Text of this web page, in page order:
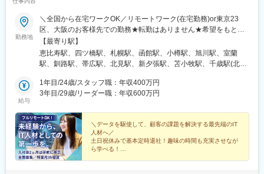
砂町駅、東京テレポート駅、新橋駅、新宿三丁目駅、新宿駅(東京
メトロ)、秋葉原駅、大手町駅(東京都)、秋津駅、高幡不動駅、豊
田駅、吉祥寺駅、後楽園駅、池袋駅、錦糸町駅、立川北駅、北千
住駅、佐野市駅、氏家駅、宇都宮大学陽東キャンパス駅、江曽島
駅、石動駅、西鉄久留米駅、大保駅、天拝山駅、東中間駅、唐人
町駅、西鉄福岡駅、竹下駅、福間駅、折尾駅、スペースワールド
駅、大牟田駅、大橋駅(福岡県)、博多駅、戸畑駅、小倉駅(福岡
県)、郡山駅(福島県)、伊達駅、別府駅(兵庫県)、西神中央駅、神戸
三宮駅(阪神)、甲子園駅、仁川駅、学園都市駅、ハーバーランド
古島駅、おもろまち駅、木曽川駅、栄生駅、栄町駅(愛知県)、名古
屋駅、東海通駅、西高蔵駅、大須観音駅、岡山駅前駅、京都駅、
水道町駅、熊本駅前駅、東飯能駅、南四日市駅、鹿児島中央駅、
綱島駅、新高島駅、下飯田駅、馬車道駅、海老名駅(相模線)、横須
賀駅、茅ケ崎駅、溝の口駅、川崎駅、石上駅、新静岡駅、新浜松
勤務地
＼全国から在宅ワークOK／リモートワーク(在宅勤務)or東京23
区、大阪のお客様先での勤務★転勤はありません★希望をもとに
配属先を決定します★リモートワーク率5割★フルリモートの場合
は通勤不要※入社後2ヶ月研修は東京にて実施、その後はスキルに
応じてリモートワーク可※研修終了後も東京本社での勤務が必要な
比寿駅』徒歩4分■大阪支社大阪府大阪市西区新町1-2-9日宝四ツ橋
新町ビル8階1号室『四ツ橋駅』徒歩3分
【最寄り駅】
恵比寿駅、四ツ橋駅、札幌駅、函館駅、小樽駅、旭川駅、室蘭
駅、釧路駅、帯広駅、北見駅、新夕張駅、苫小牧駅、千歳駅(北海
上駅、宮古駅、盛駅、久慈駅、仙台駅、石巻駅、杜せきのした
駅、新田駅(宮城県)、多賀城駅、気仙沼駅、いわき駅、郡山駅(福
駅、秋田駅、横手駅、能代駅、湯沢駅、大久保駅(秋田県)、鷹ノ巣
駅、山形駅、鶴岡駅、酒田駅、米沢駅、天童駅、さくらんぼ東根
駅、寒河江駅、新庄駅、水戸駅、つくば駅、日立駅、勝田駅、土
浦駅、古河駅、取手駅、下館駅、笹川駅、牛久駅、龍ケ崎市駅、
守谷駅、水海道駅、宇都宮駅、小山駅、栃木駅、足利駅、佐野
給与
1年目/24歳/スタッフ職：年収400万円
3年目/29歳/リーダー職：年収600万円
＼データを駆使して、顧客の課題を解決する最先端のIT
人材へ／
土日祝休みで基本定時退社！趣味の時間も充実させなが
ら学べる！